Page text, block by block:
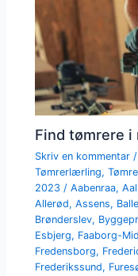
Find tømrere
Skriv en kommentar
Tømrerlærling,
2023/Aabenraa,
Allerød,Assens,
Brønderslev,
Esbjerg, Faaborg-
Fredensborg,
Frederikssund,